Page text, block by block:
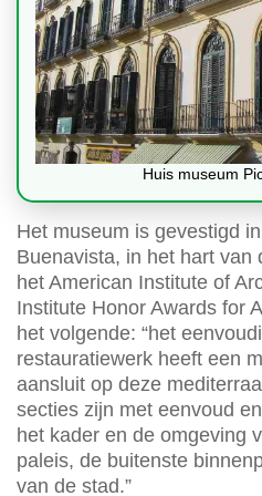
Huis museum
Het museum is gevestigd
Buenavista, in het hart van
het American Institute of
Institute Honor Awards for
het volgende: “het
restauratiewerk heeft een
aansluit op deze
secties zijn met eenvoud
het kader en de omgeving
paleis, de buitenste
van de stad.”